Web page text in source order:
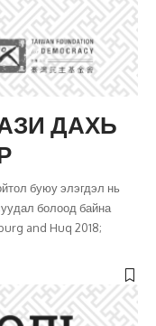
ДАХЬ
буюу элэгдэл нь
болоод байна
and Huq 2018;